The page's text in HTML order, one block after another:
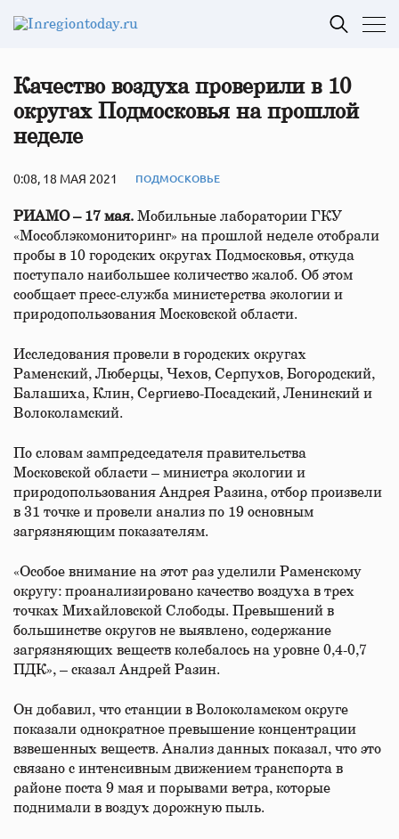
Качество воздуха проверили в 10
округах Подмосковья на прошлой
неделе
0:08, 18 МАЯ 2021 ПОДМОСКОВЬЕ
РИАМО – 17 мая. Мобильные лаборатории ГКУ
«Мособлэкомониторинг» на прошлой неделе отобрали
пробы в 10 городских округах Подмосковья, откуда
поступало наибольшее количество жалоб. Об этом
сообщает пресс-служба министерства экологии и
природопользования Московской области.
Исследования провели в городских округах
Раменский, Люберцы, Чехов, Серпухов, Богородский,
Балашиха, Клин, Сергиево-Посадский, Ленинский и
Волоколамский.
По словам зампредседателя правительства
Московской области – министра экологии и
природопользования Андрея Разина, отбор произвели
в 31 точке и провели анализ по 19 основным
загрязняющим показателям.
«Особое внимание на этот раз уделили Раменскому
округу: проанализировано качество воздуха в трех
точках Михайловской Слободы. Превышений в
большинстве округов не выявлено, содержание
загрязняющих веществ колебалось на уровне 0,4-0,7
ПДК», – сказал Андрей Разин.
Он добавил, что станции в Волоколамском округе
показали однократное превышение концентрации
взвешенных веществ. Анализ данных показал, что это
связано с интенсивным движением транспорта в
районе поста 9 мая и порывами ветра, которые
поднимали в воздух дорожную пыль.